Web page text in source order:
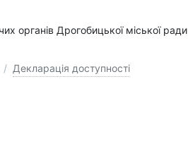
органів Дрогобицької міської ради
/ Декларація доступності